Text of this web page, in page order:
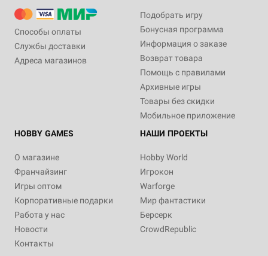
Способы оплаты
Службы доставки
Адреса магазинов
Подобрать игру
Бонусная программа
Информация о заказе
Возврат товара
Помощь с правилами
Архивные игры
Товары без скидки
Мобильное приложение
HOBBY GAMES
О магазине
Франчайзинг
Игры оптом
Корпоративные подарки
Работа у нас
Новости
Контакты
НАШИ ПРОЕКТЫ
Hobby World
Игрокон
Warforge
Мир фантастики
Берсерк
CrowdRepublic